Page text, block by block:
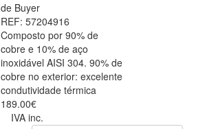
de Buyer
REF: 57204916
Composto por 90% de
cobre e 10% de aço
inoxidável AISI 304. 90% de
cobre no exterior: excelente
condutividade térmica
189.00€
IVA inc.